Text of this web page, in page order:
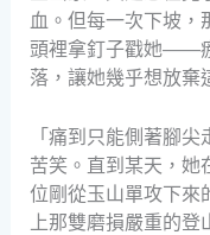
血。但每一次下坡，
頭裡拿釘子戳她——
落，讓她幾乎想放棄
「痛到只能側著腳
苦笑。直到某天，她
位剛從玉山單攻下來
上那雙磨損嚴重的